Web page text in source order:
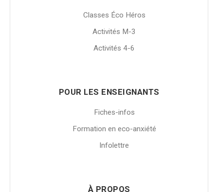
Classes Éco Héros
Activités M-3
Activités 4-6
POUR LES ENSEIGNANTS
Fiches-infos
Formation en eco-anxiété
Infolettre
À PROPOS